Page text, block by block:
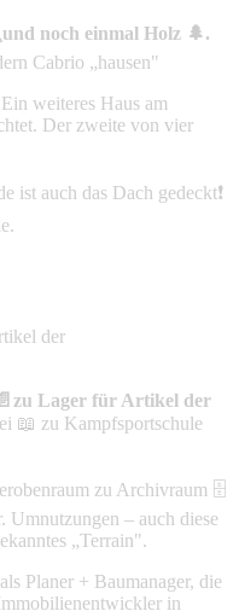
noch einmal Holz 🌲.
Cabrio „hausen"
weiteres Haus am
Der zweite von vier
ist auch das Dach gedeckt❗
Lager für Artikel der
📖 zu Kampfsportschule
zu Archivraum 🗄️
Umnutzungen – auch diese
„Terrain".
Planer + Baumanager, die
in